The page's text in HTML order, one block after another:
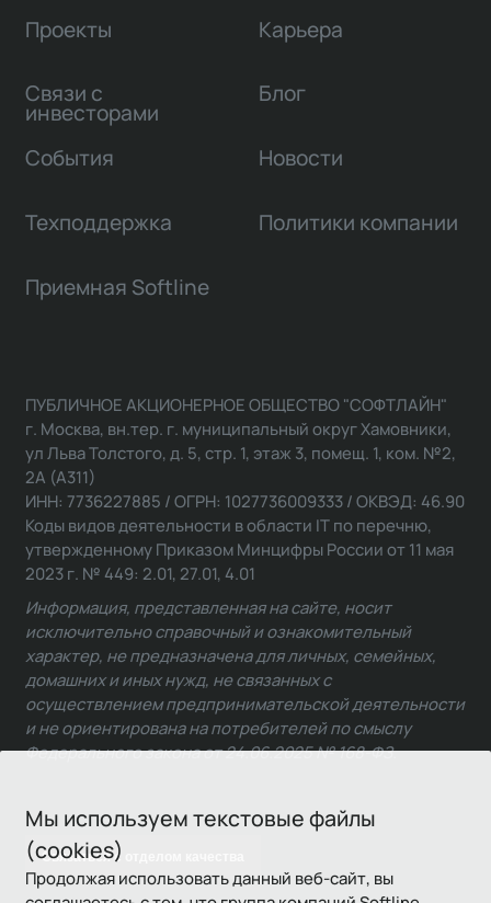
Мы используем текстовые файлы
(cookies)
Продолжая использовать данный веб-сайт, вы
Проекты
Связи с
инвесторами
Карьера
Блог
События Новости
Техподдержка Политики компании
Приемная Softline
Связаться с отделом качества
ПУБЛИЧНОЕ АКЦИОНЕРНОЕ ОБЩЕСТВО "СОФТЛАЙН"
г. Москва, вн.тер. г. муниципальный округ Хамовники,
ул Льва Толстого, д. 5, стр. 1, этаж 3, помещ. 1, ком. №2,
2А (А311)
ИНН: 7736227885 / ОГРН: 1027736009333 / ОКВЭД: 46.90
Коды видов деятельности в области IT по перечню,
утвержденному Приказом Минцифры России от 11 мая
2023 г. № 449: 2.01, 27.01, 4.01
Информация, представленная на сайте, носит
исключительно справочный и ознакомительный
характер, не предназначена для личных, семейных,
домашних и иных нужд, не связанных с
осуществлением предпринимательской деятельности
и не ориентирована на потребителей по смыслу
Федерального закона от 24.06.2025 № 168-ФЗ.